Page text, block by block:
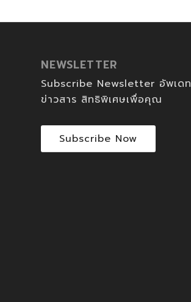
NEWSLETTER
Subscribe Newsletter อัพเดท
ข่าวสาร สิทธิพิเศษเพื่อคุณ
Subscribe Now